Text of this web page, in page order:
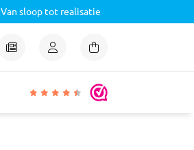
Van sloop tot realisatie